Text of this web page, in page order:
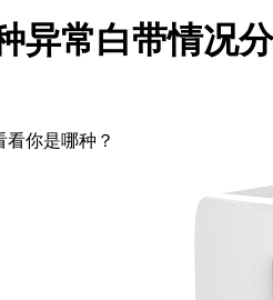
异常白带情况
你是哪种？